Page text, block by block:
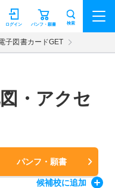
パンフ・願書
ログイン 検索
子図書カードGET
・アクセ
パンフ・願書
候補校に追加